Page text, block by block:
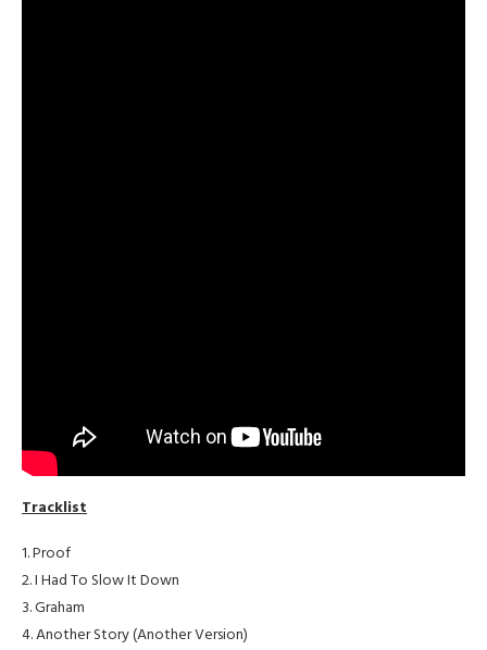
Tracklist
1. Proof
2. I Had To Slow It Down
3. Graham
4. Another Story (Another Version)